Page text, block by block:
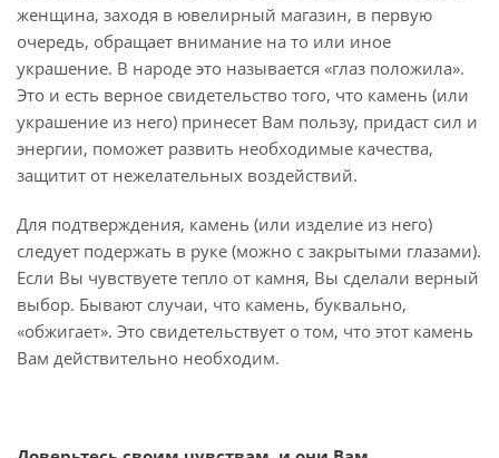
женщина, заходя в ювелирный магазин, в первую
очередь, обращает внимание на то или иное
украшение. В народе это называется «глаз положила».
Это и есть верное свидетельство того, что камень (или
украшение из него) принесет Вам пользу, придаст сил и
энергии, поможет развить необходимые качества,
защитит от нежелательных воздействий.
Для подтверждения, камень (или изделие из него)
следует подержать в руке (можно с закрытыми глазами).
Если Вы чувствуете тепло от камня, Вы сделали верный
выбор. Бывают случаи, что камень, буквально,
«обжигает». Это свидетельствует о том, что этот камень
Вам действительно необходим.